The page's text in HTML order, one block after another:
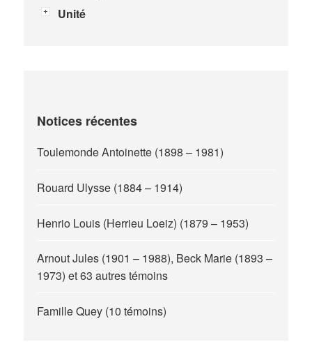
Unité
Notices récentes
Toulemonde Antoinette (1898 – 1981)
Rouard Ulysse (1884 – 1914)
Henrio Louis (Herrieu Loeiz) (1879 – 1953)
Arnout Jules (1901 – 1988), Beck Marie (1893 –
1973) et 63 autres témoins
Famille Quey (10 témoins)